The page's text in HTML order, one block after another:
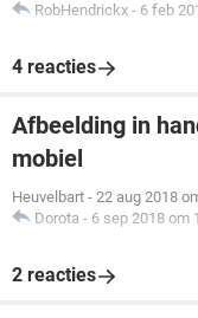
RobHendrickx - 6 feb
4 reacties
Afbeelding in
mobiel
Heuvelbart - 22 aug 2018
Dorota - 6 sep 2018 om
2 reacties